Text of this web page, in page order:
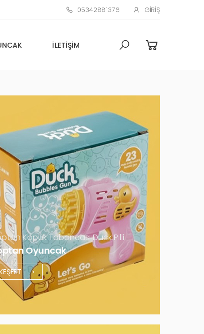
05342881376 GIRIŞ
İLETIŞIM
Toptan Oyuncak Çim adam
Küçük
Daha Fazla
Köpük Tabancası Duck Pilli
Oyuncak